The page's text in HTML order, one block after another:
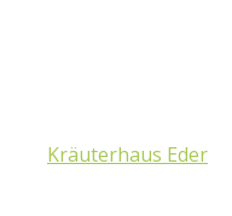
Kräuterhaus Eder